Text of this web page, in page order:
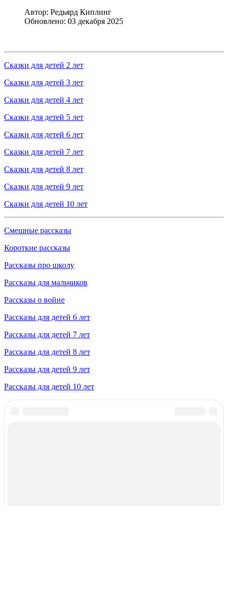
Автор: Редьярд Киплинг
Обновлено: 03 декабря 2025
Сказки для детей 2 лет
Сказки для детей 3 лет
Сказки для детей 4 лет
Сказки для детей 5 лет
Сказки для детей 6 лет
Сказки для детей 7 лет
Сказки для детей 8 лет
Сказки для детей 9 лет
Сказки для детей 10 лет
Смешные рассказы
Короткие рассказы
Рассказы про школу
Рассказы для мальчиков
Рассказы о войне
Рассказы для детей 6 лет
Рассказы для детей 7 лет
Рассказы для детей 8 лет
Рассказы для детей 9 лет
Рассказы для детей 10 лет